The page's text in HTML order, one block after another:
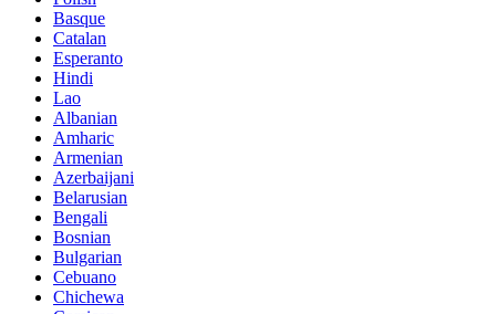
Basque
Catalan
Esperanto
Hindi
Lao
Albanian
Amharic
Armenian
Azerbaijani
Belarusian
Bengali
Bosnian
Bulgarian
Cebuano
Chichewa